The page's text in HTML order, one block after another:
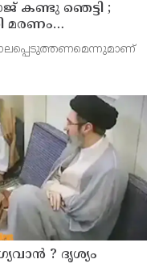
കണ്ടു ഞെട്ടി ;
മരണം
ഒളിവില്‍
? ദൃശ്യം